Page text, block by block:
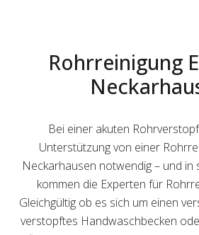
Rohrreinigung
Bei einer akuten
Unterstützung von einer
Neckarhausen notwendig – und in
kommen die Experten für
Gleichgültig ob es sich um einen
verstopftes Handwaschbecken